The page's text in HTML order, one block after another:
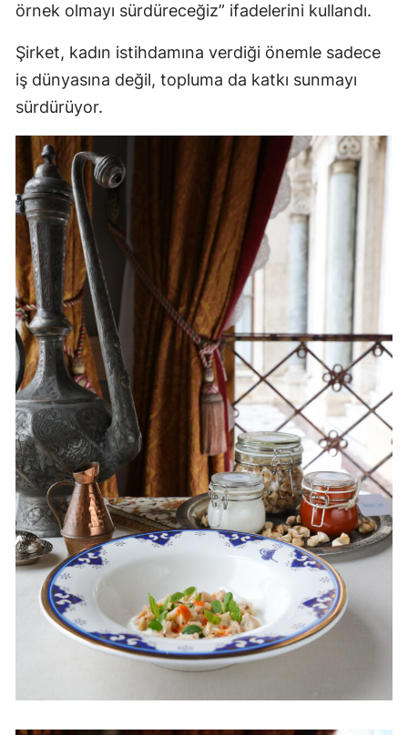
örnek olmayı sürdüreceğiz” ifadelerini kullandı.
Şirket, kadın istihdamına verdiği önemle sadece
iş dünyasına değil, topluma da katkı sunmayı
sürdürüyor.